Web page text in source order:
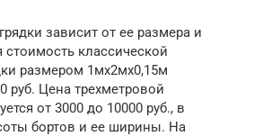
зависит от ее размера и
классической
размером 1мх2мх0,15м
руб. Цена трехметровой
от 3000 до 10000 руб., в
бортов и ее ширины. На